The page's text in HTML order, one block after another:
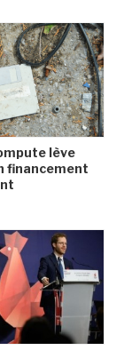
lève
financement